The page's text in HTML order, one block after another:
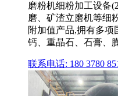
磨粉机细粉加工设备
磨、矿渣立磨机等细
附加值产品,拥有多
钙、重晶石、石膏、
联系电话: 180 3780